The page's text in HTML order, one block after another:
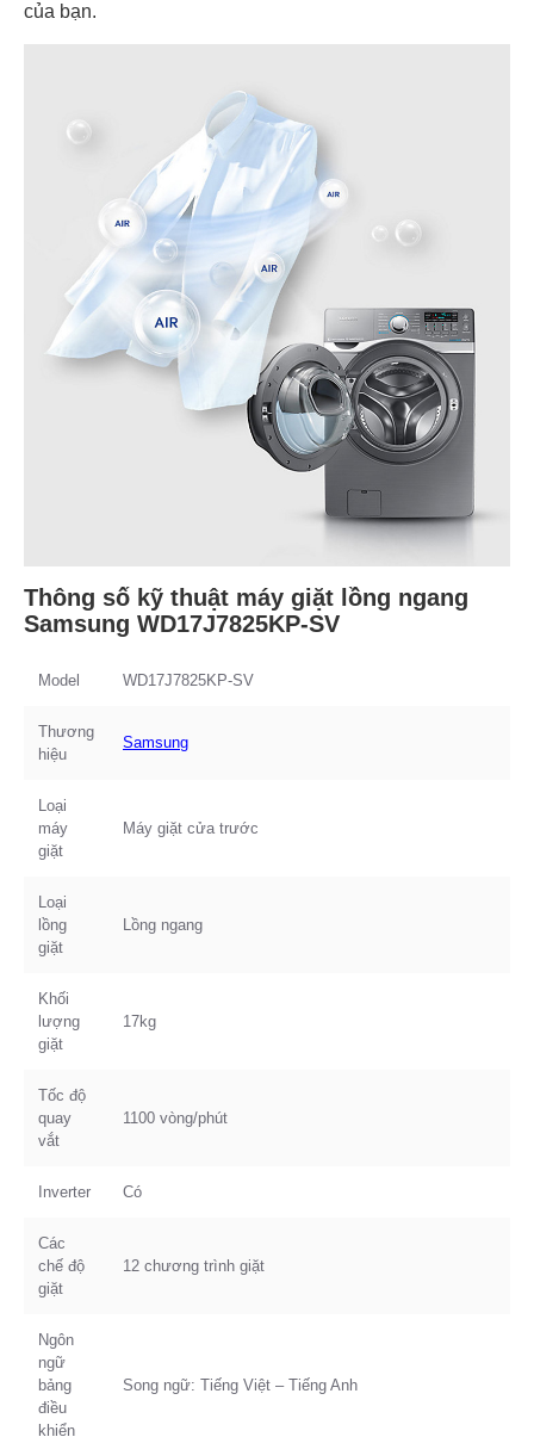
của bạn.
Thông số kỹ thuật máy giặt lồng ngang
Samsung WD17J7825KP-SV
Model WD17J7825KP-SV
Thương
hiệu
Samsung
Loại
máy
giặt
Máy giặt cửa trước
Loại
lồng
giặt
Lồng ngang
Khối
lượng
giặt
17kg
Tốc độ
quay
vắt
1100 vòng/phút
Inverter Có
Các
chế độ
giặt
12 chương trình giặt
Ngôn
ngữ
bảng
điều
khiển
Song ngữ: Tiếng Việt – Tiếng Anh